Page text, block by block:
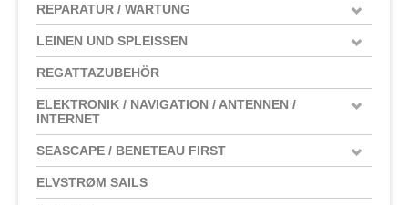
REPARATUR / WARTUNG
LEINEN UND SPLEISSEN
REGATTAZUBEHÖR
ELEKTRONIK / NAVIGATION / ANTENNEN /
INTERNET
SEASCAPE / BENETEAU FIRST
ELVSTRØM SAILS